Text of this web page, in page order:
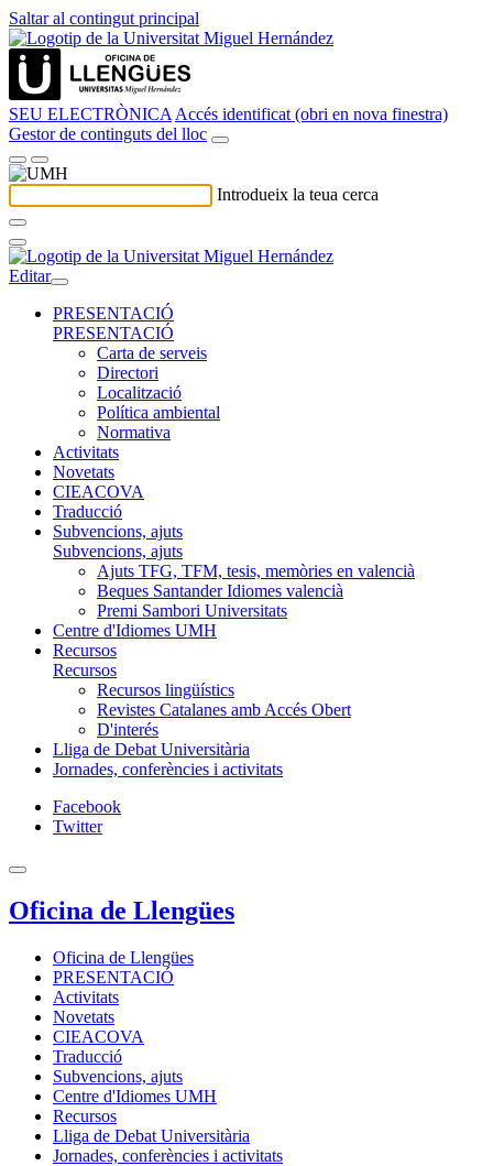
Saltar al contingut principal
SEU ELECTRÒNICA Accés identificat (obri en nova finestra)
Gestor de continguts del lloc
Introdueix la teua cerca
Editar
PRESENTACIÓ
PRESENTACIÓ
Carta de serveis
Directori
Localització
Política ambiental
Normativa
Activitats
Novetats
CIEACOVA
Traducció
Subvencions, ajuts
Subvencions, ajuts
Ajuts TFG, TFM, tesis, memòries en valencià
Beques Santander Idiomes valencià
Premi Sambori Universitats
Centre d'Idiomes UMH
Recursos
Recursos
Recursos lingüístics
Revistes Catalanes amb Accés Obert
D'interés
Lliga de Debat Universitària
Jornades, conferències i activitats
Facebook
Twitter
Oficina de Llengües
Oficina de Llengües
PRESENTACIÓ
Activitats
Novetats
CIEACOVA
Traducció
Subvencions, ajuts
Centre d'Idiomes UMH
Recursos
Lliga de Debat Universitària
Jornades, conferències i activitats